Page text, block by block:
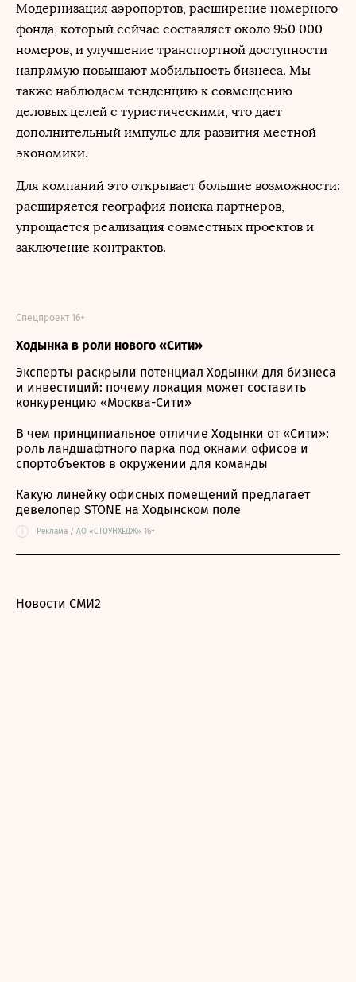
Модернизация аэропортов, расширение номерного
фонда, который сейчас составляет около 950 000
номеров, и улучшение транспортной доступности
напрямую повышают мобильность бизнеса. Мы
также наблюдаем тенденцию к совмещению
деловых целей с туристическими, что дает
дополнительный импульс для развития местной
экономики.
Для компаний это открывает большие возможности:
расширяется география поиска партнеров,
упрощается реализация совместных проектов и
заключение контрактов.
Ходынка в роли нового «Сити»
Спецпроект 16+
Эксперты раскрыли потенциал Ходынки для бизнеса
и инвестиций: почему локация может составить
конкуренцию «Москва-Сити»
В чем принципиальное отличие Ходынки от «Сити»:
роль ландшафтного парка под окнами офисов и
спортобъектов в окружении для команды
Какую линейку офисных помещений предлагает
девелопер STONE на Ходынском поле
i Реклама / АО «СТОУНХЕДЖ» 16+
Новости СМИ2